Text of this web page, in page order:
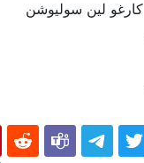
كارغو لين سوليوشن